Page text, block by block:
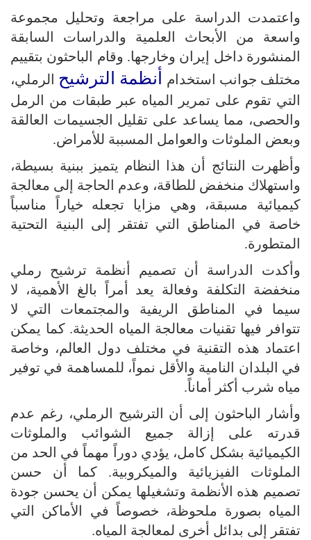
واعتمدت الدراسة على مراجعة وتحليل مجموعة
واسعة من الأبحاث العلمية والدراسات السابقة
المنشورة داخل إيران وخارجها. وقام الباحثون بتقييم
مختلف جوانب استخدام
أنظمة الترشيح الرملي،
التي تقوم على تمرير المياه عبر طبقات من الرمل
والحصى، مما يساعد على تقليل الجسيمات العالقة
وبعض الملوثات والعوامل المسببة للأمراض.
وأظهرت النتائج أن هذا النظام يتميز ببنية بسيطة،
واستهلاك منخفض للطاقة، وعدم الحاجة إلى معالجة
كيميائية مسبقة، وهي مزايا تجعله خياراً مناسباً
خاصة في المناطق التي تفتقر إلى البنية التحتية
المتطورة.
وأكدت الدراسة أن تصميم أنظمة ترشيح رملي
منخفضة التكلفة وفعالة يعد أمراً بالغ الأهمية، لا
سيما في المناطق الريفية والمجتمعات التي لا
تتوافر فيها تقنيات معالجة المياه الحديثة. كما يمكن
اعتماد هذه التقنية في مختلف دول العالم، وخاصة
في البلدان النامية والأقل نمواً، للمساهمة في توفير
مياه شرب أكثر أماناً.
وأشار الباحثون إلى أن الترشيح الرملي، رغم عدم
قدرته على إزالة جميع الشوائب والملوثات
الكيميائية بشكل كامل، يؤدي دوراً مهماً في الحد من
الملوثات الفيزيائية والميكروبية. كما أن حسن
تصميم هذه الأنظمة وتشغيلها يمكن أن يحسن جودة
المياه بصورة ملحوظة، خصوصاً في الأماكن التي
تفتقر إلى بدائل أخرى لمعالجة المياه.